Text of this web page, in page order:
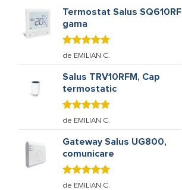
Termostat Salus SQ610RF
gama
Evaluat la
5
de EMILIAN C.
Salus TRV10RFM, Cap
termostatic
Evaluat la
5
de EMILIAN C.
Gateway Salus UG800,
comunicare
Evaluat la
de EMILIAN C.